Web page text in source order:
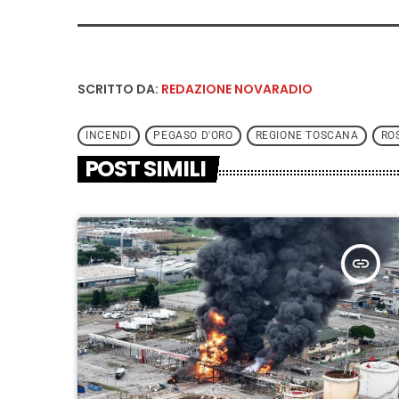
SCRITTO DA: REDAZIONE NOVARADIO
INCENDI PEGASO D'ORO REGIONE TOSCANA
POST SIMILI
insert_link